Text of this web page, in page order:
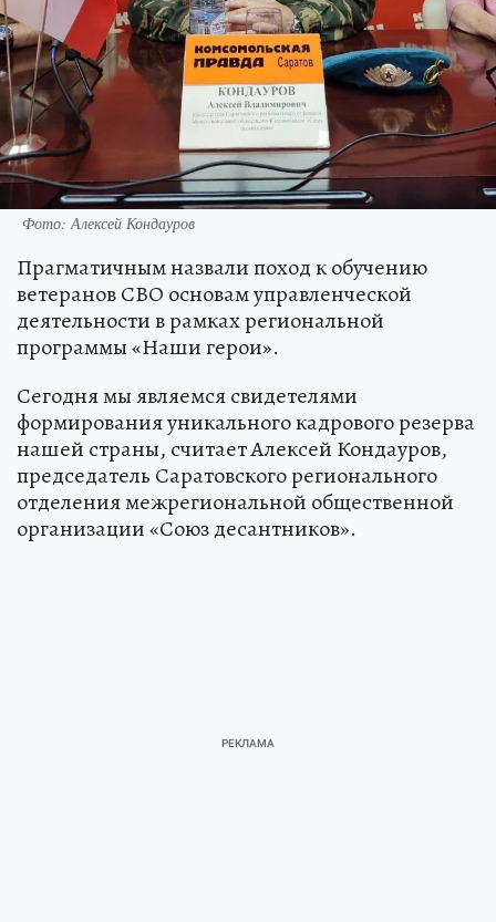
Фото: Алексей Кондауров
Прагматичным назвали поход к обучению
ветеранов СВО основам управленческой
деятельности в рамках региональной
программы «Наши герои».
Сегодня мы являемся свидетелями
формирования уникального кадрового резерва
нашей страны, считает Алексей Кондауров,
председатель Саратовского регионального
отделения межрегиональной общественной
организации «Союз десантников».